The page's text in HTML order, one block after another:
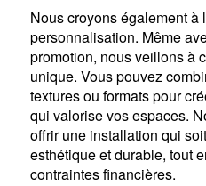
Nous croyons également à
personnalisation. Même
promotion, nous veillons à
unique. Vous pouvez
textures ou formats pour
qui valorise vos espaces.
offrir une installation qui
esthétique et durable, tout
contraintes financières.